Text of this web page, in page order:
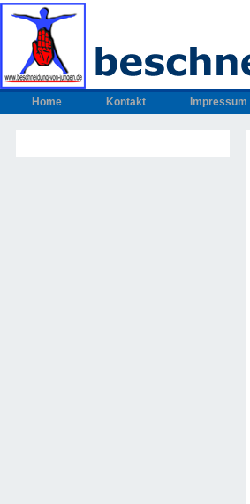
Home Kontakt Impressum